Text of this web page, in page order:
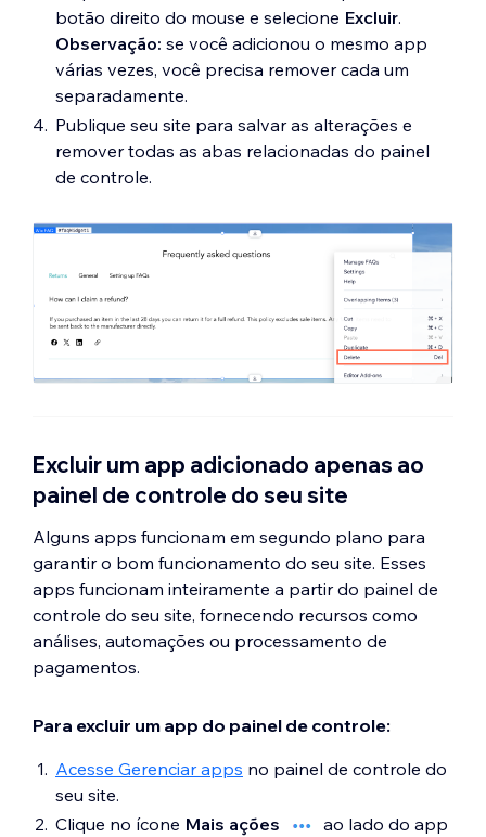
botão direito do mouse e selecione Excluir.
Observação: se você adicionou o mesmo app
várias vezes, você precisa remover cada um
separadamente.
Publique seu site para salvar as alterações e
remover todas as abas relacionadas do painel
de controle.
Excluir um app adicionado apenas ao
painel de controle do seu site
Alguns apps funcionam em segundo plano para
garantir o bom funcionamento do seu site. Esses
apps funcionam inteiramente a partir do painel de
controle do seu site, fornecendo recursos como
análises, automações ou processamento de
pagamentos.
Para excluir um app do painel de controle:
Acesse Gerenciar apps no painel de controle do
seu site.
Clique no ícone Mais ações
ao lado do app